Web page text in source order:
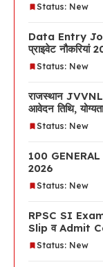
Status: New
Data Entry
प्राइवेट नौकरियां
Status: New
राजस्थान
आवेदन तिथि, योग्यता
Status: New
100
2026
Status: New
RPSC SI
Slip व Admit
Status: New